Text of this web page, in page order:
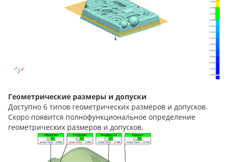
Геометрические размеры и допуски
Доступно 6 типов геометрических размеров и допусков.
Скоро появится полнофункциональное определение
геометрических размеров и допусков.